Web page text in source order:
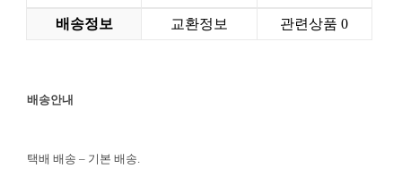
배송정보 교환정보 관련상품0
배송안내
택배 배송 – 기본 배송.